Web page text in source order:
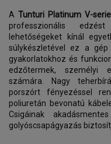
A Tunturi Platinum V-
professzionális
lehetőségeket kínál
súlykészletével ez a
gyakorlatokhoz és
edzőtermek, személyi
számára. Nagy
porszórt fényezéssel
poliuretán bevonatú
Csigáinak
golyóscsapágyazás